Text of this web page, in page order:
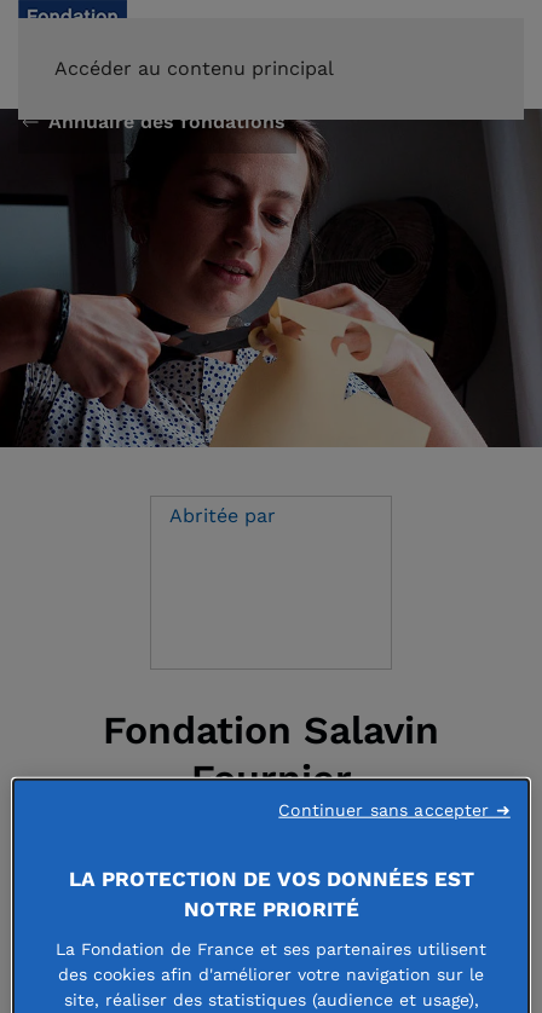
Accéder au contenu principal
Annuaire des fondations
Abritée par
Fondation Salavin
Fournier
Faire un don à cette fondation
LA PROTECTION DE VOS DONNÉES EST
NOTRE PRIORITÉ
La Fondation de France et ses partenaires utilisent
des cookies afin d'améliorer votre navigation sur le
site, réaliser des statistiques (audience et usage),
Continuer sans accepter ➜